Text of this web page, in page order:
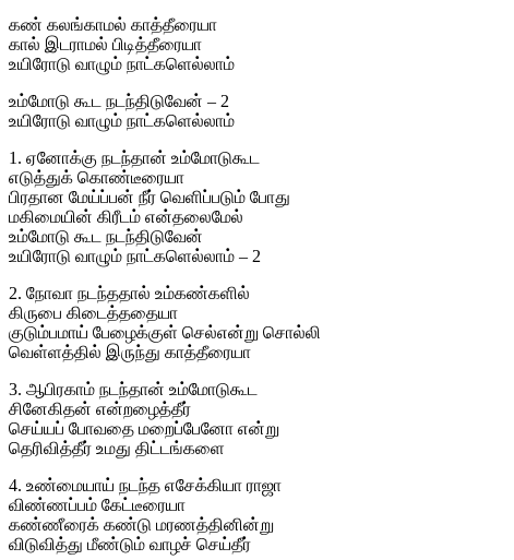
கண் கலங்காமல் காத்தீரையா
கால் இடராமல் பிடித்தீரையா
உயிரோடு வாழும் நாட்களெல்லாம்
உம்மோடு கூட நடந்திடுவேன் – 2
உயிரோடு வாழும் நாட்களெல்லாம்
1. ஏனோக்கு நடந்தான் உம்மோடுகூட
எடுத்துக் கொண்டீரையா
பிரதான மேய்ப்பன் நீர் வெளிப்படும் போது
மகிமையின் கிரீடம் என்தலைமேல்
உம்மோடு கூட நடந்திடுவேன்
உயிரோடு வாழும் நாட்களெல்லாம் – 2
2. நோவா நடந்ததால் உம்கண்களில்
கிருபை கிடைத்ததையா
குடும்பமாய் பேழைக்குள் செல்என்று சொல்லி
வெள்ளத்தில் இருந்து காத்தீரையா
3. ஆபிரகாம் நடந்தான் உம்மோடுகூட
சினேகிதன் என்றழைத்தீர்
செய்யப் போவதை மறைப்பேனோ என்று
தெரிவித்தீர் உமது திட்டங்களை
4. உண்மையாய் நடந்த எசேக்கியா ராஜா
விண்ணப்பம் கேட்டீரையா
கண்ணீரைக் கண்டு மரணத்தினின்று
விடுவித்து மீண்டும் வாழச் செய்தீர்